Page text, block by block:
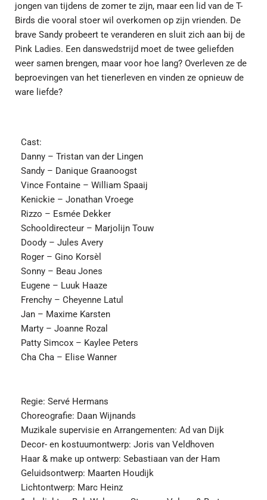
jongen van tijdens de zomer te zijn, maar een lid van de T-
Birds die vooral stoer wil overkomen op zijn vrienden. De
brave Sandy probeert te veranderen en sluit zich aan bij de
Pink Ladies. Een danswedstrijd moet de twee geliefden
weer samen brengen, maar voor hoe lang? Overleven ze de
beproevingen van het tienerleven en vinden ze opnieuw de
ware liefde?
Cast:
Danny – Tristan van der Lingen
Sandy – Danique Graanoogst
Vince Fontaine – William Spaaij
Kenickie – Jonathan Vroege
Rizzo – Esmée Dekker
Schooldirecteur – Marjolijn Touw
Doody – Jules Avery
Roger – Gino Korsèl
Sonny – Beau Jones
Eugene – Luuk Haaze
Frenchy – Cheyenne Latul
Jan – Maxime Karsten
Marty – Joanne Rozal
Patty Simcox – Kaylee Peters
Cha Cha – Elise Wanner
Regie: Servé Hermans
Choreografie: Daan Wijnands
Muzikale supervisie en Arrangementen: Ad van Dijk
Decor- en kostuumontwerp: Joris van Veldhoven
Haar & make up ontwerp: Sebastiaan van der Ham
Geluidsontwerp: Maarten Houdijk
Lichtontwerp: Marc Heinz